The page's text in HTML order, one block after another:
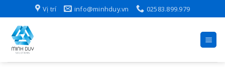
to
content
Vị trí info@minhduy.vn 02583.899.979